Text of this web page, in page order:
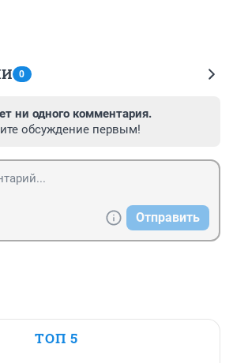
0
ни одного комментария.
обсуждение первым!
Отправить
ТОП 5